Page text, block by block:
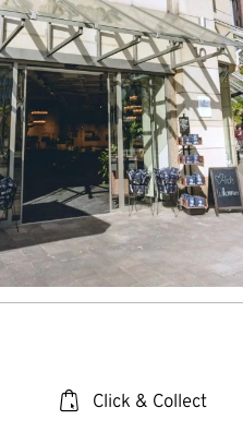
click_collect Click & Collect